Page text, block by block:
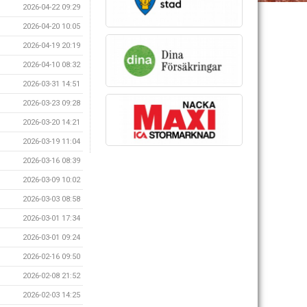
2026-04-22 09:29
2026-04-20 10:05
2026-04-19 20:19
2026-04-10 08:32
2026-03-31 14:51
2026-03-23 09:28
2026-03-20 14:21
2026-03-19 11:04
2026-03-16 08:39
2026-03-09 10:02
2026-03-03 08:58
2026-03-01 17:34
2026-03-01 09:24
2026-02-16 09:50
2026-02-08 21:52
2026-02-03 14:25